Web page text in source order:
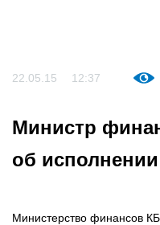
22.05.15 12:37
Министр
об
Министерство финансов